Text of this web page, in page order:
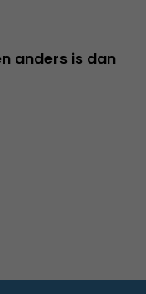
anders is dan